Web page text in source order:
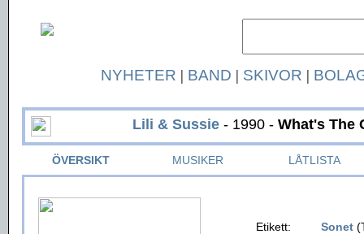
NYHETER | BAND | SKIVOR |
Lili & Sussie - 1990 - What's The
ÖVERSIKT MUSIKER LÅTLISTA
Etikett: Sonet